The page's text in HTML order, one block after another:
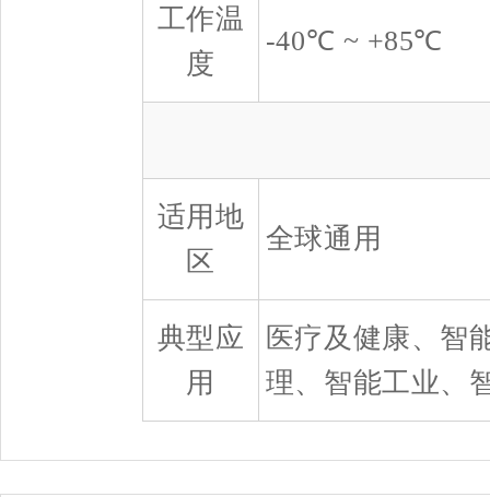
工作温
度
-40℃ ~ +85℃
适用地
区
全球通用
典型应
用
医疗及健康、智
理、智能工业、